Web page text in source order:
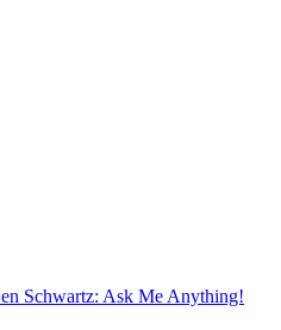
Schwartz: Ask Me Anything!